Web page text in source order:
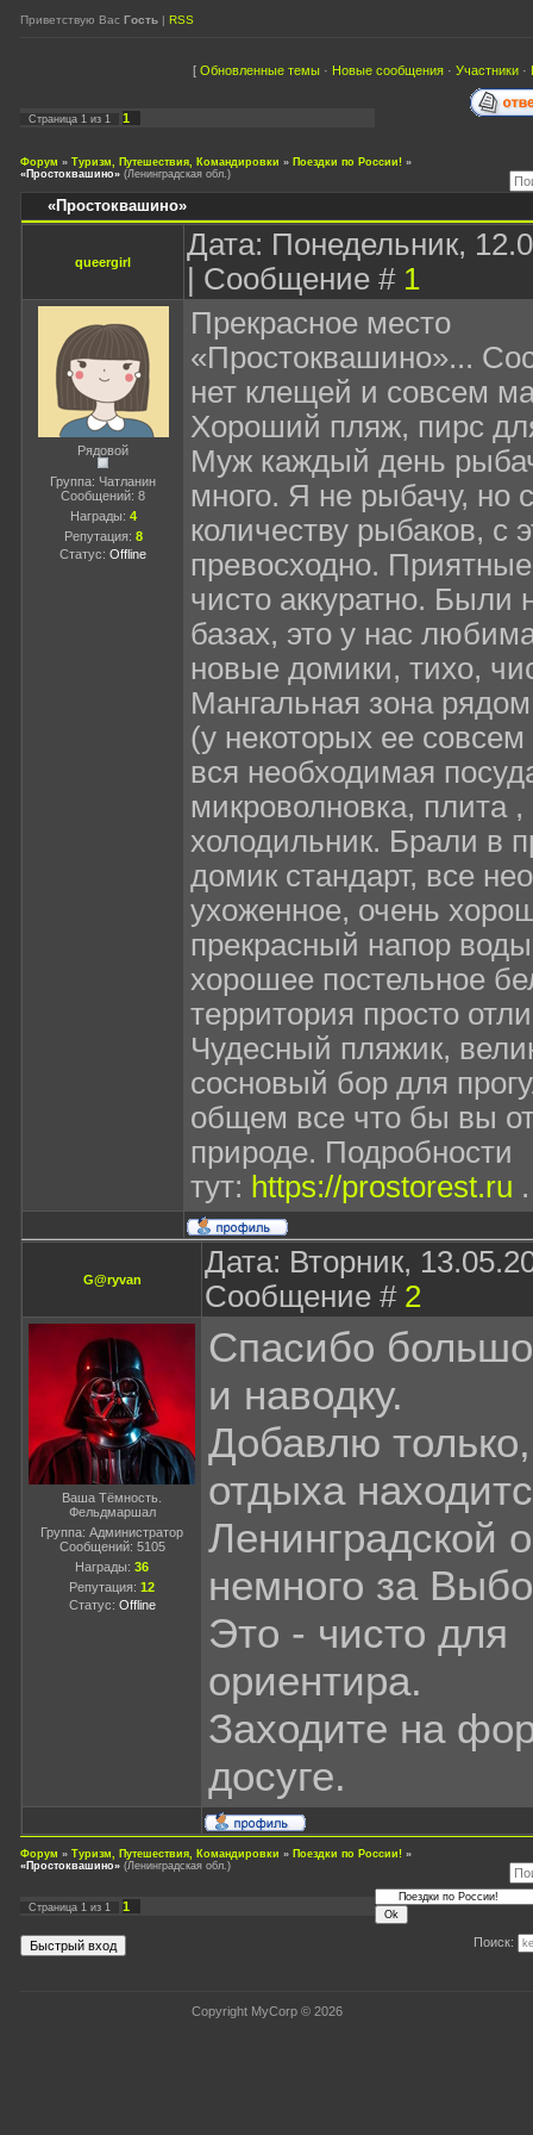
Приветствую Вас Гость | RSS
[ Обновленные темы · Новые сообщения · Участники ·
Страница 1 из 1 1
Форум » Туризм, Путешествия, Командировки » Поездки по России! »
«Простоквашино» (Ленинградская обл.)
«Простоквашино»
queergirl
Дата: Понедельник,
| Сообщение # 1
Рядовой
Группа: Чатланин
Сообщений: 8
Награды: 4
Репутация: 8
Статус: Offline
Прекрасное место
«Простоквашино»...
нет клещей и совсем
Хороший пляж, пирс
Муж каждый день
много. Я не рыбачу, но
количеству рыбаков, с
превосходно.
чисто аккуратно. Были
базах, это у нас
новые домики, тихо,
Мангальная зона
(у некоторых ее
вся необходимая
микроволновка, плита ,
холодильник. Брали в
домик стандарт, все
ухоженное, очень
прекрасный напор
хорошее постельное
территория просто
Чудесный пляжик,
сосновый бор для
общем все что бы вы
природе. Подробности
тут: https://prostorest.ru .
G@ryvan
Дата: Вторник,
Сообщение # 2
Ваша Тёмность.
Фельдмаршал
Группа: Администратор
Сообщений: 5105
Награды: 36
Репутация: 12
Статус: Offline
Спасибо
и наводку.
Добавлю
отдыха
Ленинградской
немного за
Это - чисто для
ориентира.
Заходите на
досуге.
Форум » Туризм, Путешествия, Командировки » Поездки по России! »
«Простоквашино» (Ленинградская обл.)
Страница 1 из 1 1
Поиск:
Copyright MyCorp © 2026